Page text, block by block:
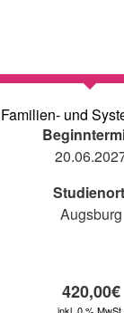
Familien- und
Augsburg
420,00€
inkl. 0 % MwSt.